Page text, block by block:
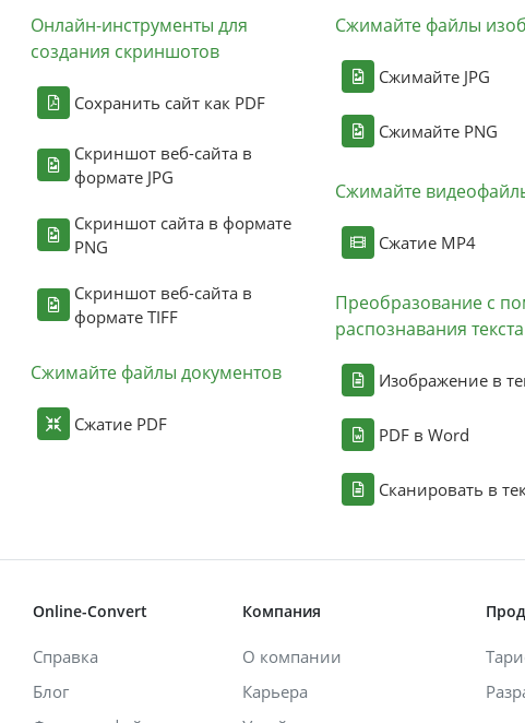
Онлайн-инструменты для
создания скриншотов
Сохранить сайт как PDF
Скриншот веб-сайта в
формате JPG
Скриншот сайта в формате
PNG
Скриншот веб-сайта в
формате TIFF
Сжимайте файлы документов
Сжатие PDF
Сжимайте файлы
Сжимайте JPG
Сжимайте PNG
Сжимайте
Сжатие MP4
Преобразование с
распознавания текста
Изображение в
PDF в Word
Сканировать в
Online-Convert
Справка
Блог
Компания
О компании
Карьера